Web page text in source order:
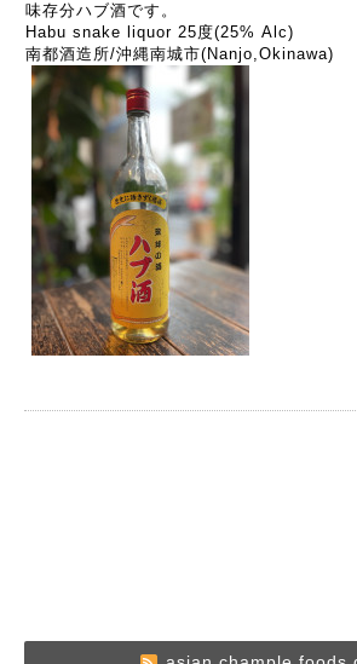
味存分ハブ酒です。
Habu snake liquor 25度(25% Alc)
南都酒造所/沖縄南城市(Nanjo,Okinawa)